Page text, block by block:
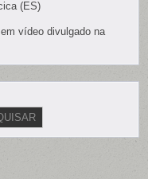
(ES)
vídeo divulgado na